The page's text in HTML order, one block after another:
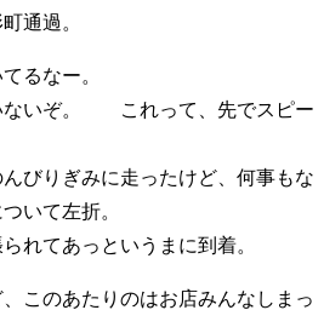
通過。
るなー。
ないぞ。 これって、先でスピー
んびりぎみに走ったけど、何事もな
いて左折。
れてあっというまに到着。
このあたりのはお店みんなしまっ